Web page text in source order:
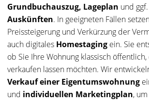
Grundbuchauszug, Lageplan und ggf.
Auskünften. In geeigneten Fällen
Preissteigerung und Verkürzung der
auch digitales Homestaging ein. Sie
ob Sie Ihre Wohnung klassisch
verkaufen lassen möchten. Wir
Verkauf einer Eigentumswohnung
und individuellen Marketingplan,